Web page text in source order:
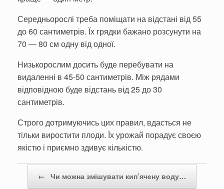
Середньорослі треба поміщати на відстані від 55
до 60 сантиметрів. Їх грядки бажано розсунути на
70 — 80 см одну від одної.
Низькорослим досить буде перебувати на
видаленні в 45-50 сантиметрів. Між рядами
відповідною буде відстань від 25 до 30
сантиметрів.
Строго дотримуючись цих правил, вдасться не
тільки виростити плоди. Їх урожай порадує своєю
якістю і приємно здивує кількістю.
← Чи можна змішувати кип’ячену воду…